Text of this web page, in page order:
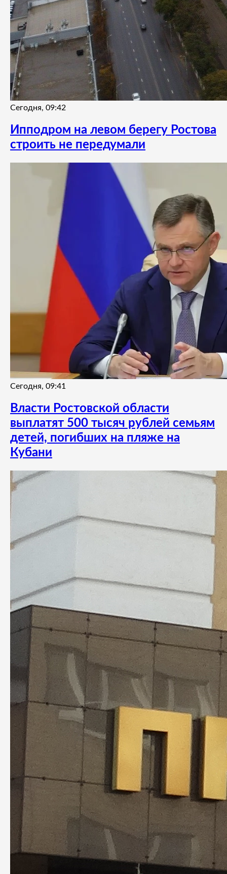
Сегодня, 09:42
Ипподром на левом берегу Ростова
строить не передумали
Сегодня, 09:41
Власти Ростовской области
выплатят 500 тысяч рублей семьям
детей, погибших на пляже на
Кубани